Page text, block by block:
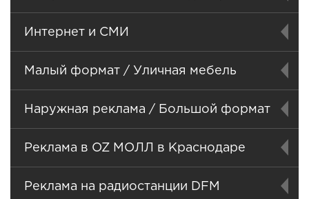
Интернет и СМИ
Малый формат / Уличная мебель
Наружная реклама / Большой формат
Реклама в OZ МОЛЛ в Краснодаре
Реклама на радиостанции DFM